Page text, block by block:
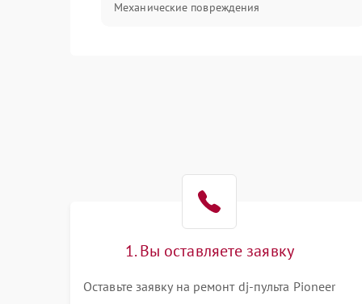
Механические повреждения
1. Вы оставляете заявку
Оставьте заявку на ремонт dj-пульта Pioneer